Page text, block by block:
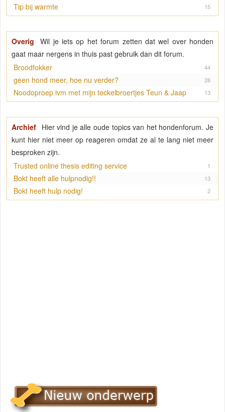
15
Tip bij warmte
Overig
Wil je iets op het forum zetten dat wel over honden
gaat maar nergens in thuis past gebruik dan dit forum.
44
Broodfokker
28
geen hond meer, hoe nu verder?
13
Noodoproep ivm met mijn teckelbroertjes Teun & Jaap
Archief Hier vind je alle oude topics van het hondenforum. Je
kunt hier niet meer op reageren omdat ze al te lang niet meer
besproken zijn.
1
Trusted online thesis editing service
13
Bokt heeft alle hulpnodig!!
2
Bokt heeft hulp nodig!